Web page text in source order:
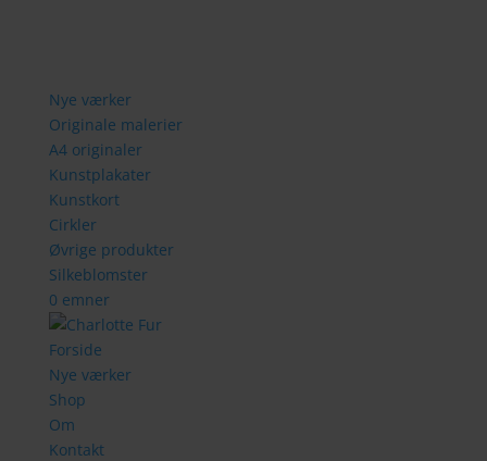
Nye værker
Originale malerier
A4 originaler
Kunstplakater
Kunstkort
Cirkler
Øvrige produkter
Silkeblomster
0 emner
Forside
Nye værker
Shop
Om
Kontakt